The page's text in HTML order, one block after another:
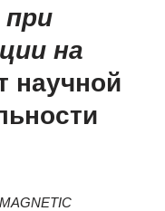
при
на
научной